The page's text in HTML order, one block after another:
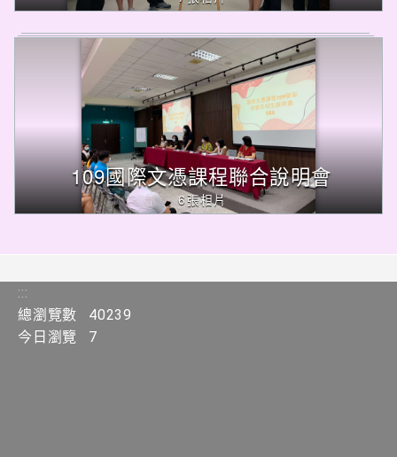
109國際文憑課程聯合說明會
6張相片
:::
總瀏覽數
40239
今日瀏覽
7